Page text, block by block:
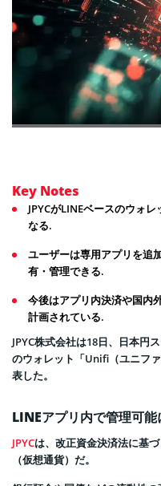
Key Notes
JPYCがLINEベースのウォ
なる.
ユーザーは専用アプリを追
有・管理できる.
今後はアプリ内決済や国内
計画されている.
JPYC株式会社は18日、日本円
のウォレット「Unifi（ユニフ
表した。
LINEアプリ内で管理可能
JPYCは、改正資金決済法に基
（仮想通貨）だ。